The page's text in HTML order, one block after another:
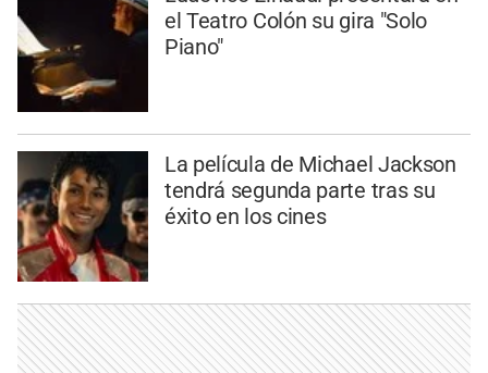
el Teatro Colón su gira "Solo
Piano"
La película de Michael Jackson
tendrá segunda parte tras su
éxito en los cines